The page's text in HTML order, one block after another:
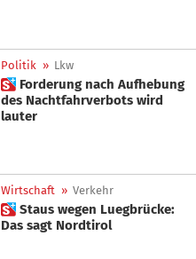
Politik » Lkw
 Forderung nach Aufhebung
des Nachtfahrverbots wird
lauter
Wirtschaft » Verkehr
 Staus wegen Luegbrücke:
Das sagt Nordtirol